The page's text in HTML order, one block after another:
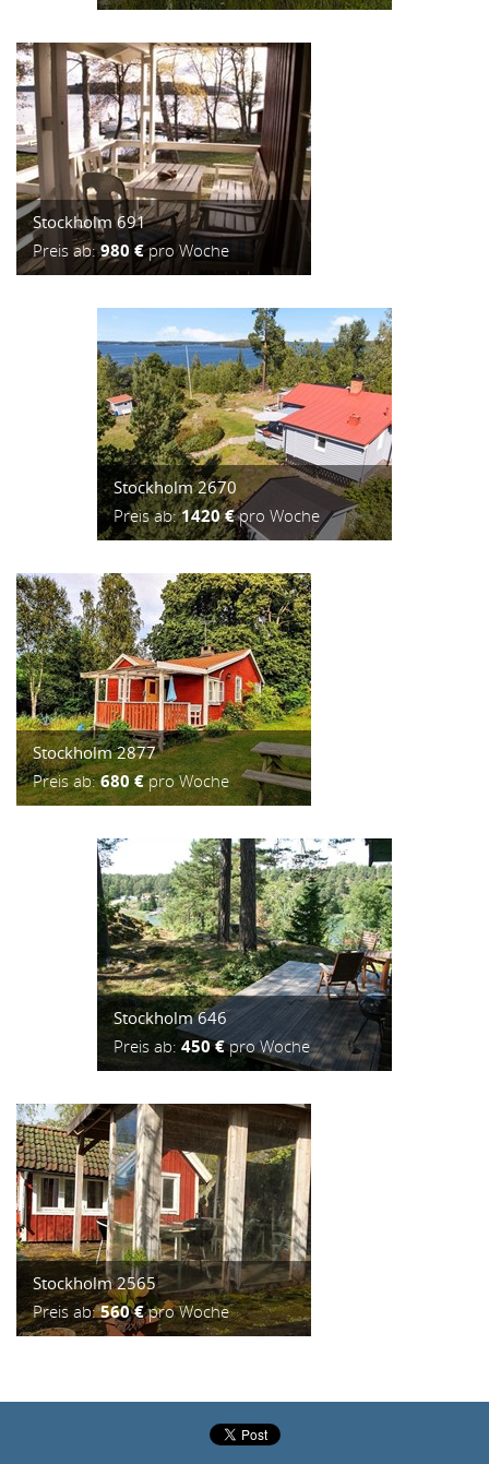
Stockholm 691
Preis ab:980 €pro Woche
Stockholm 2670
Preis ab:1420 €pro Woche
Stockholm 2877
Preis ab:680 €pro Woche
Stockholm 646
Preis ab: 450 €pro Woche
Stockholm 2565
Preis ab:560 €pro Woche